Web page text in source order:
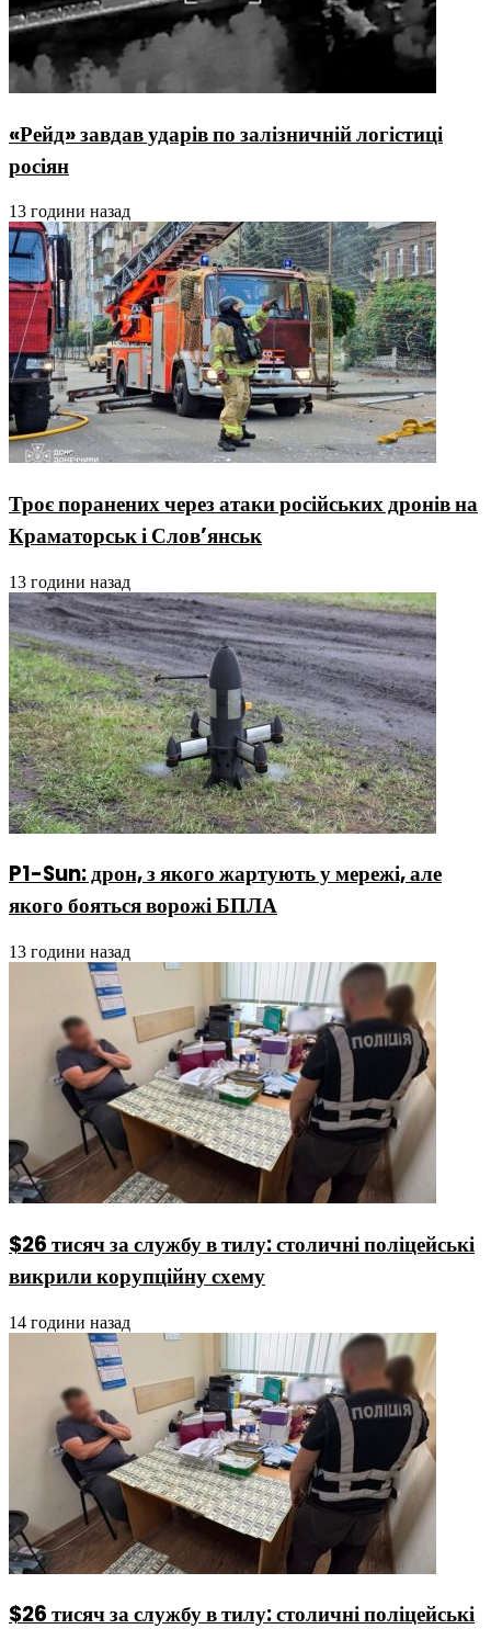
«Рейд» завдав ударів по залізничній логістиці
росіян
13 години назад
Троє поранених через атаки російських дронів на
Краматорськ і Слов’янськ
13 години назад
P1-Sun: дрон, з якого жартують у мережі, але
якого бояться ворожі БПЛА
13 години назад
$26 тисяч за службу в тилу: столичні поліцейські
викрили корупційну схему
14 години назад
$26 тисяч за службу в тилу: столичні поліцейські